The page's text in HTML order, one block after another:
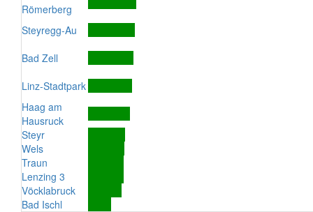
Römerberg
Steyregg-Au
Bad Zell
Linz-Stadtpark
Haag am
Hausruck
Steyr
Wels
Traun
Lenzing 3
Vöcklabruck
Bad Ischl